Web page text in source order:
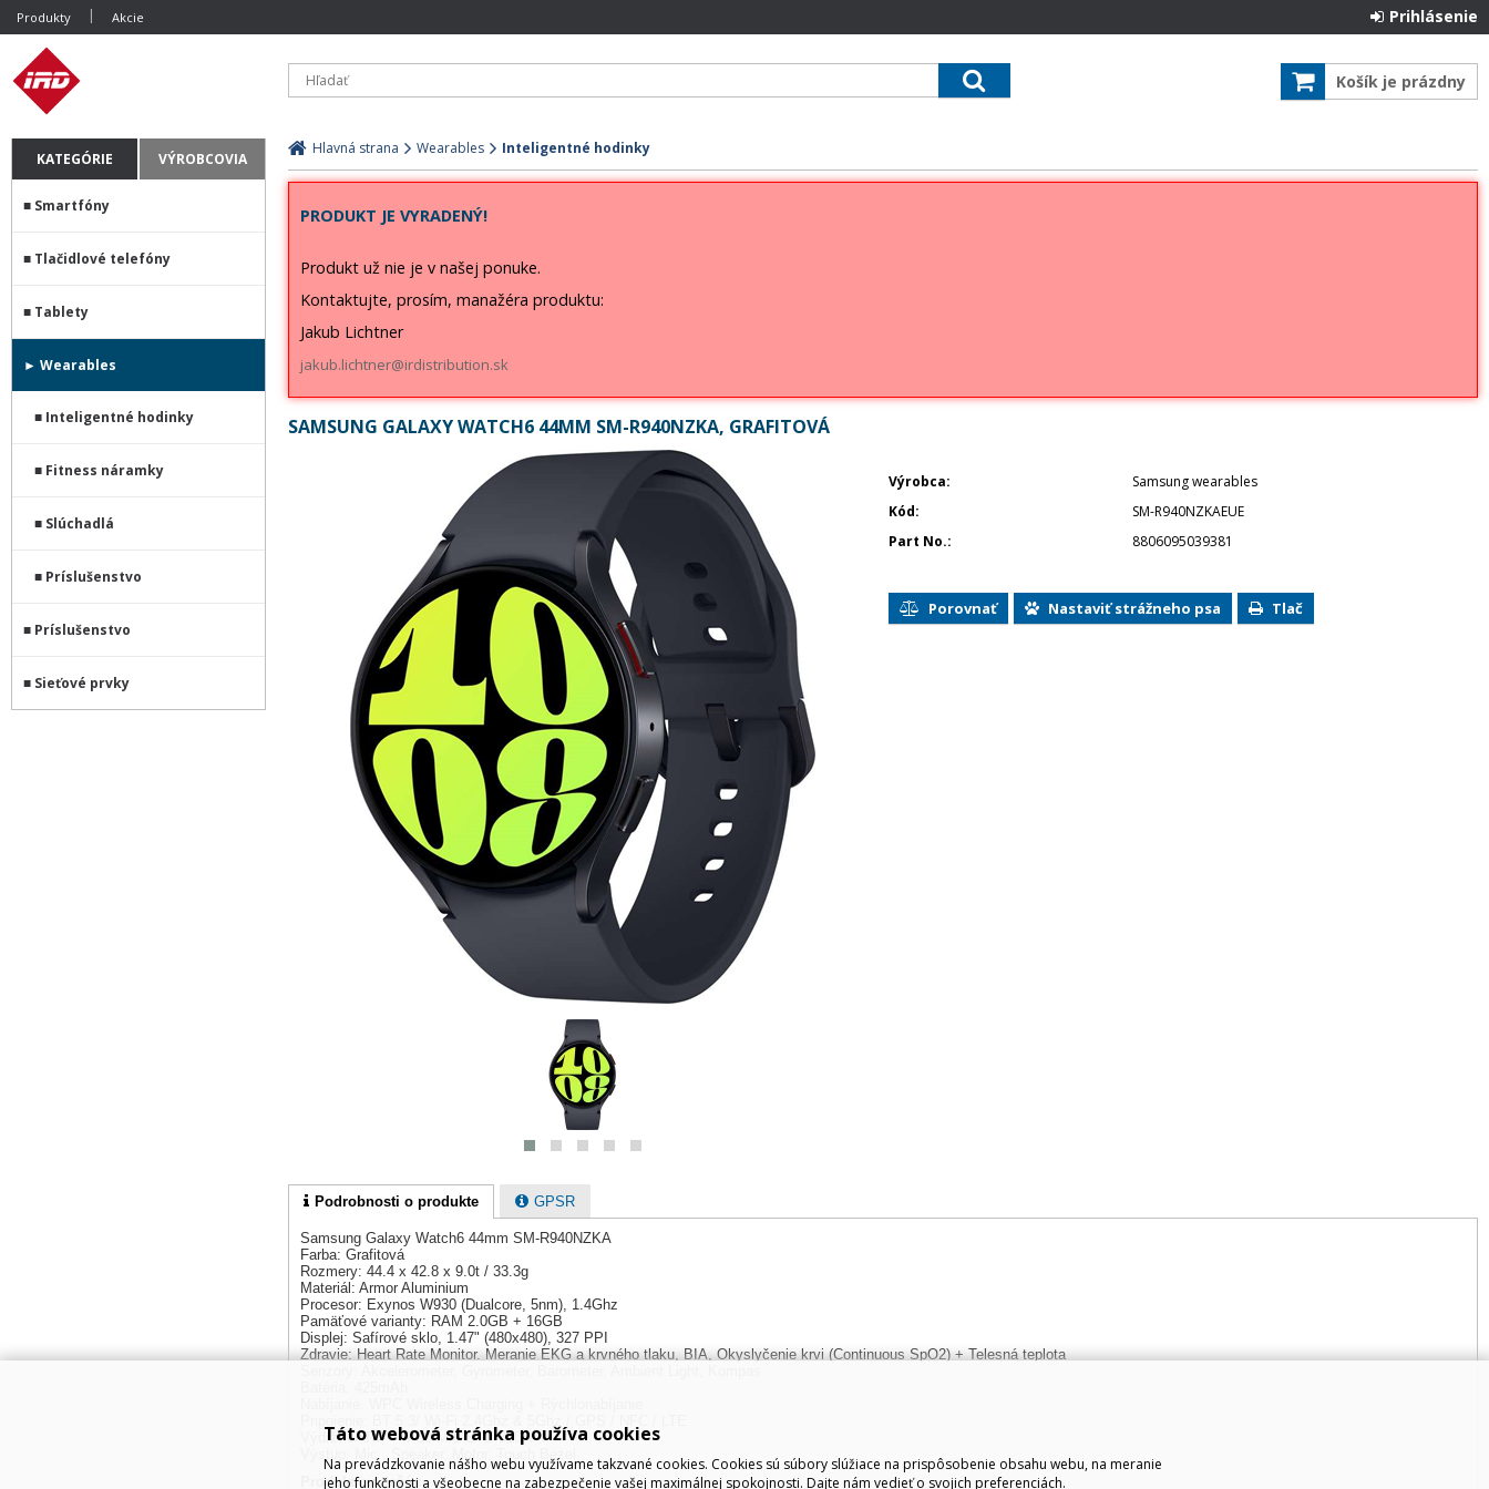
Produkty Akcie Prihlásenie
Košík je prázdny
KATEGÓRIE VÝROBCOVIA
Smartfóny
Tlačidlové telefóny
Tablety
Wearables
Inteligentné hodinky
Fitness náramky
Slúchadlá
Príslušenstvo
Príslušenstvo
Sieťové prvky
Hlavná strana Wearables Inteligentné hodinky
PRODUKT JE VYRADENÝ!
Produkt už nie je v našej ponuke.
Kontaktujte, prosím, manažéra produktu:
Jakub Lichtner
jakub.lichtner@irdistribution.sk
SAMSUNG GALAXY WATCH6 44MM SM-R940NZKA, GRAFITOVÁ
Výrobca
Samsung wearables
Kód
SM-R940NZKAEUE
Part No.
8806095039381
Porovnať Nastaviť strážneho psa Tlač
Podrobnosti o produkte GPSR
Samsung Galaxy Watch6 44mm SM-R940NZKA
Farba: Grafitová
Rozmery: 44.4 x 42.8 x 9.0t / 33.3g
Materiál: Armor Aluminium
Procesor: Exynos W930 (Dualcore, 5nm), 1.4Ghz
Pamäťové varianty: RAM 2.0GB + 16GB
Displej: Safírové sklo, 1.47" (480x480), 327 PPI
Zdravie: Heart Rate Monitor. Meranie EKG a krvného tlaku, BIA, Okyslyčenie krvi (Continuous SpO2) + Telesná teplota
Výdrž: 5ATM + IP68/MIL-STD-810H
Výstup: Mic., Speaker, Motor, Touch Bezel
Produkt manažér:
Táto webová stránka používa cookies
Na prevádzkovanie nášho webu využívame takzvané cookies. Cookies sú súbory slúžiace na prispôsobenie obsahu webu, na meranie
jeho funkčnosti a všeobecne na zabezpečenie vašej maximálnej spokojnosti. Dajte nám vedieť o svojich preferenciách.